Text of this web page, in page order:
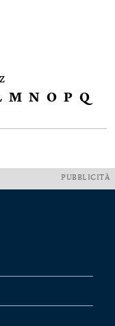
M N O P Q
PUBBLICITÀ